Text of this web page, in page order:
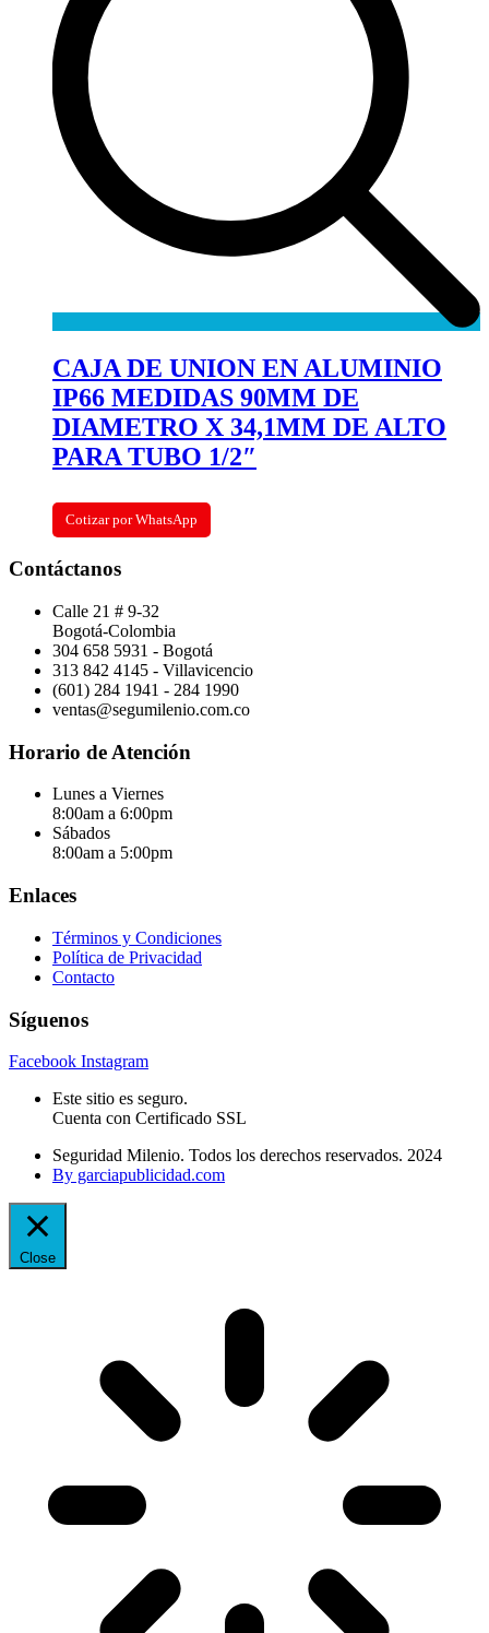
CAJA DE UNION EN ALUMINIO
IP66 MEDIDAS 90MM DE
DIAMETRO X 34,1MM DE ALTO
PARA TUBO 1/2″
Cotizar por WhatsApp
Contáctanos
Calle 21 # 9-32
Bogotá-Colombia
304 658 5931 - Bogotá
313 842 4145 - Villavicencio
(601) 284 1941 - 284 1990
ventas@segumilenio.com.co
Horario de Atención
Lunes a Viernes
8:00am a 6:00pm
Sábados
8:00am a 5:00pm
Enlaces
Términos y Condiciones
Política de Privacidad
Contacto
Síguenos
Facebook Instagram
Este sitio es seguro.
Cuenta con Certificado SSL
Seguridad Milenio. Todos los derechos reservados. 2024
By garciapublicidad.com
Close